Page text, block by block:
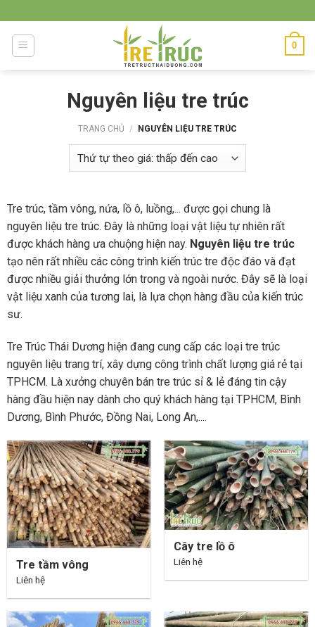
to
content
0
Nguyên liệu tre trúc
TRANG CHỦ / NGUYÊN LIỆU TRE TRÚC
Tre trúc, tầm vông, nứa, lồ ô, luồng,... được gọi chung là
nguyên liệu tre trúc. Đây là những loại vật liệu tự nhiên rất
được khách hàng ưa chuộng hiện nay. Nguyên liệu tre trúc
tạo nên rất nhiều các công trình kiến trúc tre độc đáo và đạt
được nhiều giải thưởng lớn trong và ngoài nước. Đây sẽ là loại
vật liệu xanh của tương lai, là lựa chọn hàng đầu của kiến trúc
sư.
Tre Trúc Thái Dương hiện đang cung cấp các loại tre trúc
nguyên liệu trang trí, xây dựng công trình chất lượng giá rẻ tại
TPHCM. Là xưởng chuyên bán tre trúc sỉ & lẻ đáng tin cậy
hàng đầu hiện nay dành cho quý khách hàng tại TPHCM, Bình
Dương, Bình Phước, Đồng Nai, Long An,....
Tre tầm vông
Liên hệ
Cây tre lồ ô
Liên hệ